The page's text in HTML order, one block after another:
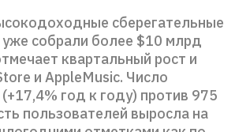
сберегательные
собрали более $10 млрд
квартальный рост и
и AppleMusic. Число
год к году) против 975
пользователей выросла на